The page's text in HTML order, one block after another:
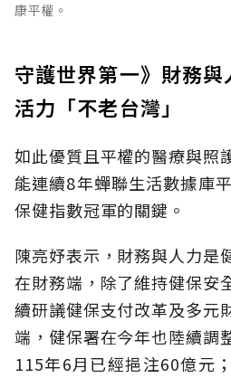
康平權。
守護世界第一》財務
活力「不老台灣」
如此優質且平權的醫療與照
能連續8年蟬聯生活數據庫
保健指數冠軍的關鍵。
陳亮妤表示，財務與人力是
在財務端，除了維持健保安
續研議健保支付改革及多元
端，健保署在今年也陸續調
115年6月已經挹注60億元